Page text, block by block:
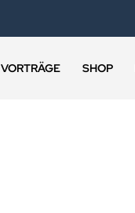
VORTRÄGE SHOP